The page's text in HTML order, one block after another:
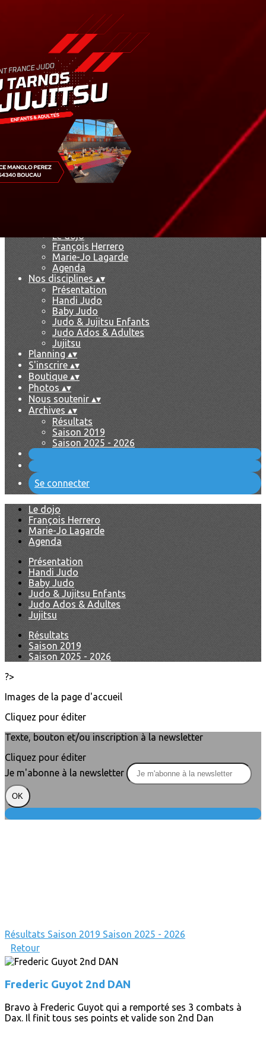
Exporter toutes les colonnes
Exporter uniquement les colonnes affichées
>
Résultats
Saison 2019
Saison 2025 - 2026
Ajoutez un logo, un bouton, des réseaux sociaux
Cliquez pour éditer
Le dojo
François Herrero
Marie-Jo Lagarde
Agenda
Nos disciplines ▴▾
Présentation
Handi Judo
Baby Judo
Judo & Jujitsu Enfants
Judo Ados & Adultes
Jujitsu
Planning ▴▾
S'inscrire ▴▾
Boutique ▴▾
Photos ▴▾
Nous soutenir ▴▾
Archives ▴▾
Résultats
Saison 2019
Saison 2025 - 2026
Se connecter
Le dojo
François Herrero
Marie-Jo Lagarde
Agenda
Présentation
Handi Judo
Baby Judo
Judo & Jujitsu Enfants
Judo Ados & Adultes
Jujitsu
Résultats
Saison 2019
Saison 2025 - 2026
?>
Images de la page d'accueil
Cliquez pour éditer
Texte, bouton et/ou inscription à la newsletter
Cliquez pour éditer
Je m'abonne à la newsletter
OK
Résultats Saison 2019 Saison 2025 - 2026
Retour
Frederic Guyot 2nd DAN
Bravo à Frederic Guyot qui a remporté ses 3 combats à
Dax. Il finit tous ses points et valide son 2nd Dan